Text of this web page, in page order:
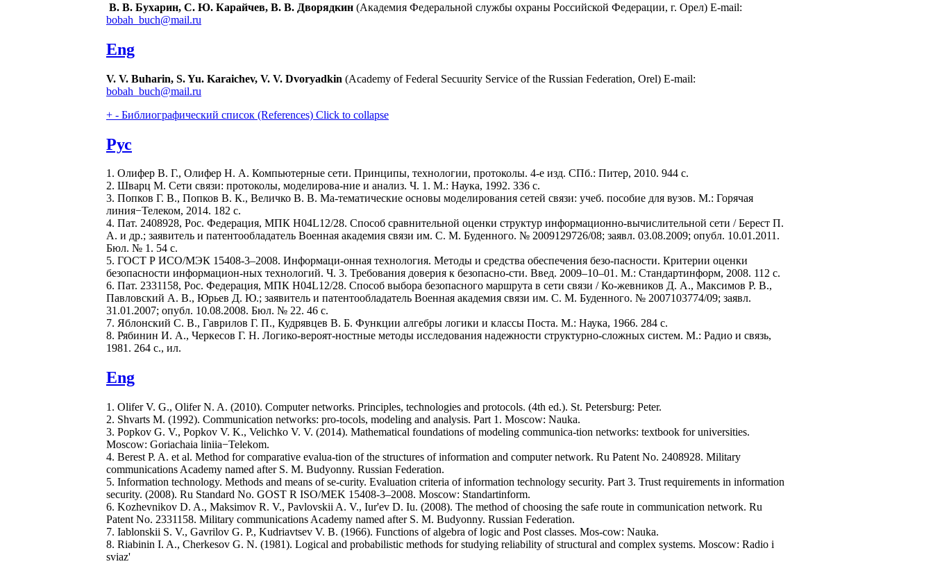
В. В. Бухарин, С. Ю. Карайчев, В. В. Дворядкин (Академия Федеральной службы охраны Российской Федерации, г. Орел) E-mail:
bobah_buch@mail.ru
Eng
V. V. Buharin, S. Yu. Karaichev, V. V. Dvoryadkin (Academy of Federal Secuurity Service of the Russian Federation, Orel) E-mail:
bobah_buch@mail.ru
+ - Библиографический список (References) Click to collapse
Рус
1. Олифер В. Г., Олифер Н. А. Компьютерные сети. Принципы, технологии, протоколы. 4-е изд. СПб.: Питер, 2010. 944 с.
2. Шварц М. Сети связи: протоколы, моделирова-ние и анализ. Ч. 1. М.: Наука, 1992. 336 с.
3. Попков Г. В., Попков В. К., Величко В. В. Ма-тематические основы моделирования сетей связи: учеб. пособие для вузов. М.: Горячая
линия−Телеком, 2014. 182 с.
4. Пат. 2408928, Рос. Федерация, МПК H04L12/28. Способ сравнительной оценки структур информационно-вычислительной сети / Берест П.
А. и др.; заявитель и патентообладатель Военная академия связи им. С. М. Буденного. № 2009129726/08; заявл. 03.08.2009; опубл. 10.01.2011.
Бюл. № 1. 54 с.
5. ГОСТ Р ИСО/МЭК 15408-3–2008. Информаци-онная технология. Методы и средства обеспечения безо-пасности. Критерии оценки
безопасности информацион-ных технологий. Ч. 3. Требования доверия к безопасно-сти. Введ. 2009–10–01. М.: Стандартинформ, 2008. 112 с.
6. Пат. 2331158, Рос. Федерация, МПК H04L12/28. Способ выбора безопасного маршрута в сети связи / Ко-жевников Д. А., Максимов Р. В.,
Павловский А. В., Юрьев Д. Ю.; заявитель и патентообладатель Военная академия связи им. С. М. Буденного. № 2007103774/09; заявл.
31.01.2007; опубл. 10.08.2008. Бюл. № 22. 46 с.
7. Яблонский С. В., Гаврилов Г. П., Кудрявцев В. Б. Функции алгебры логики и классы Поста. М.: Наука, 1966. 284 с.
8. Рябинин И. А., Черкесов Г. Н. Логико-вероят-ностные методы исследования надежности структурно-сложных систем. М.: Радио и связь,
1981. 264 с., ил.
Eng
1. Olifer V. G., Olifer N. A. (2010). Computer networks. Principles, technologies and protocols. (4th ed.). St. Petersburg: Peter.
2. Shvarts M. (1992). Communication networks: pro-tocols, modeling and analysis. Part 1. Moscow: Nauka.
3. Popkov G. V., Popkov V. K., Velichko V. V. (2014). Mathematical foundations of modeling communica-tion networks: textbook for universities.
Moscow: Goriachaia liniia−Telekom.
4. Berest P. A. et al. Method for comparative evalua-tion of the structures of information and computer network. Ru Patent No. 2408928. Military
communications Academy named after S. M. Budyonny. Russian Federation.
5. Information technology. Methods and means of se-curity. Evaluation criteria of information technology security. Part 3. Trust requirements in information
security. (2008). Ru Standard No. GOST R ISO/MEK 15408-3–2008. Moscow: Standartinform.
6. Kozhevnikov D. A., Maksimov R. V., Pavlovskii A. V., Iur'ev D. Iu. (2008). The method of choosing the safe route in communication network. Ru
Patent No. 2331158. Military communications Academy named after S. M. Budyonny. Russian Federation.
7. Iablonskii S. V., Gavrilov G. P., Kudriavtsev V. B. (1966). Functions of algebra of logic and Post classes. Mos-cow: Nauka.
8. Riabinin I. A., Cherkesov G. N. (1981). Logical and probabilistic methods for studying reliability of structural and complex systems. Moscow: Radio i
sviaz'